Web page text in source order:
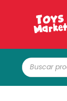
Búsqueda
de
productos